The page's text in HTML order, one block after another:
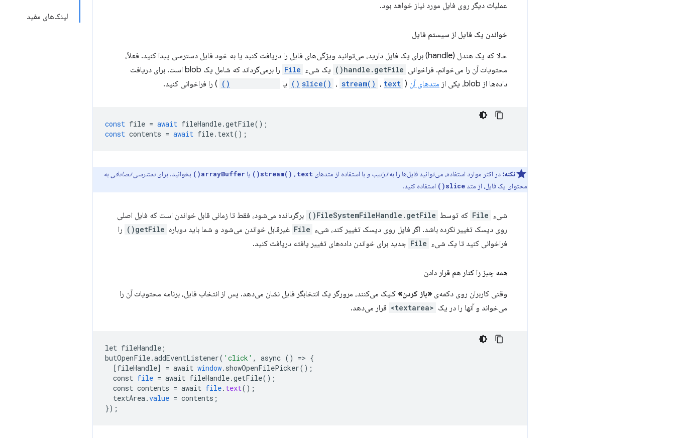
لینک‌های مفید
عملیات دیگر روی فایل مورد نیاز خواهد بود.
خواندن یک فایل از سیستم فایل
حالا که یک هندل (handle) برای یک فایل دارید، می‌توانید ویژگی‌های فایل را دریافت کنید یا به خود فایل دسترسی پیدا کنید. فعلاً،
محتویات آن را می‌خوانم. فراخوانی handle.getFile() یک شیء File
را برمی‌گرداند که شامل یک blob است. برای دریافت
داده‌ها از blob، یکی از
متدهای آن (
slice() ، stream() ، text() یا ) را فراخوانی کنید.
const file = await fileHandle.getFile();
const contents = await file. text();
نکته: در اکثر موارد استفاده، می‌توانید فایل‌ها را بهترتیب و با استفاده از متدهای stream() ، text() یا arrayBuffer() بخوانید. برای دسترسی تصادفی به
محتوای یک فایل، از متد slice() استفاده کنید.
شیء File که توسط FileSystemFileHandle.getFile()
برگردانده می‌شود، فقط تا زمانی قابل خواندن است که فایل اصلی
روی دیسک تغییر نکرده باشد. اگر فایل روی دیسک تغییر کند، شیء File غیرقابل خواندن می‌شود و شما باید دوباره getFile()
را
فراخوانی کنید تا یک شیء File جدید برای خواندن داده‌های تغییر یافته دریافت کنید.
همه چیز را کنار هم قرار دادن
وقتی کاربران روی دکمه‌ی «باز کردن» کلیک می‌کنند، مرورگر یک انتخابگر فایل نشان می‌دهد. پس از انتخاب فایل، برنامه محتویات آن را
می‌خواند و آنها را در یک <textarea> قرار می‌دهد.
let fileHandle ;
butOpenFile.addEventListener( 'click' , async () => {
[fileHandle] = await window. showOpenFilePicker();
const file = await fileHandle.getFile();
const contents = await file. text();
textArea.value = contents ;
});